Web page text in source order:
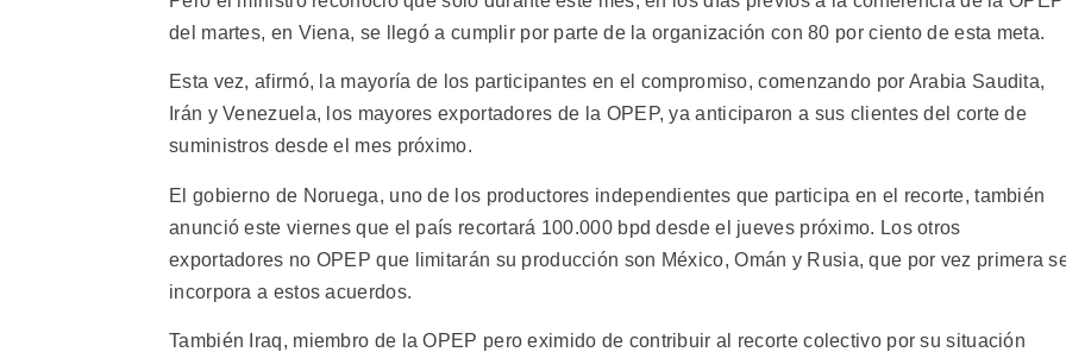
del martes, en Viena, se llegó a cumplir por parte de la organización con 80 por ciento de esta meta.
Esta vez, afirmó, la mayoría de los participantes en el compromiso, comenzando por Arabia Saudita,
Irán y Venezuela, los mayores exportadores de la OPEP, ya anticiparon a sus clientes del corte de
suministros desde el mes próximo.
El gobierno de Noruega, uno de los productores independientes que participa en el recorte, también
anunció este viernes que el país recortará 100.000 bpd desde el jueves próximo. Los otros
exportadores no OPEP que limitarán su producción son México, Omán y Rusia, que por vez primera
incorpora a estos acuerdos.
También Iraq, miembro de la OPEP pero eximido de contribuir al recorte colectivo por su situación